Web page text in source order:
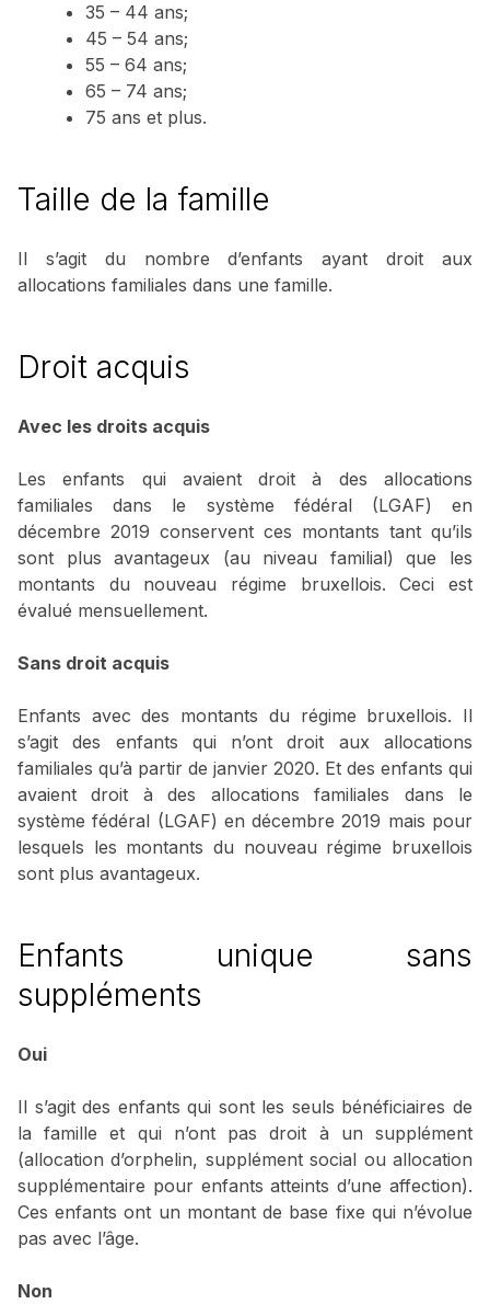
35 – 44 ans;
45 – 54 ans;
55 – 64 ans;
65 – 74 ans;
75 ans et plus.
Taille de la famille
Il s’agit du nombre d’enfants ayant droit aux
allocations familiales dans une famille.
Droit acquis
Avec les droits acquis
Les enfants qui avaient droit à des allocations
familiales dans le système fédéral (LGAF) en
décembre 2019 conservent ces montants tant qu’ils
sont plus avantageux (au niveau familial) que les
montants du nouveau régime bruxellois. Ceci est
évalué mensuellement.
Sans droit acquis
Enfants avec des montants du régime bruxellois. Il
s’agit des enfants qui n’ont droit aux allocations
familiales qu’à partir de janvier 2020. Et des enfants qui
avaient droit à des allocations familiales dans le
système fédéral (LGAF) en décembre 2019 mais pour
lesquels les montants du nouveau régime bruxellois
sont plus avantageux.
Enfants unique sans
suppléments
Oui
Il s’agit des enfants qui sont les seuls bénéficiaires de
la famille et qui n’ont pas droit à un supplément
(allocation d’orphelin, supplément social ou allocation
supplémentaire pour enfants atteints d’une affection).
Ces enfants ont un montant de base fixe qui n’évolue
pas avec l’âge.
Non